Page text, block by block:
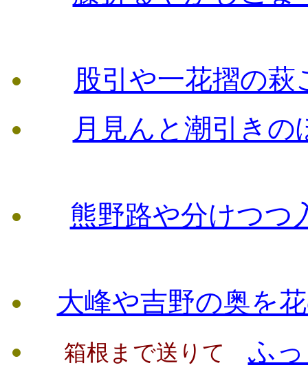
股引や一花摺の萩
月見んと潮引きの
熊野路や分けつつ
大峰や吉野の奥を
箱根まで送りて ふ